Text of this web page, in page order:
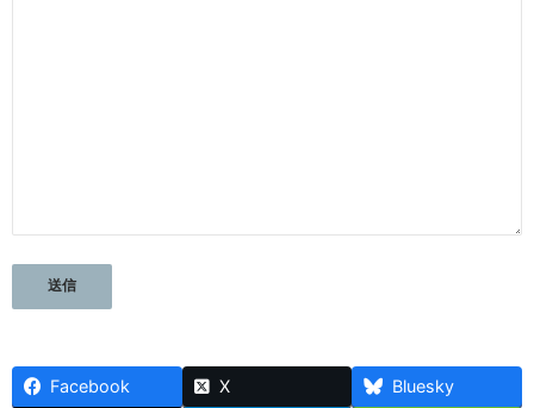
Facebook X
Bluesky